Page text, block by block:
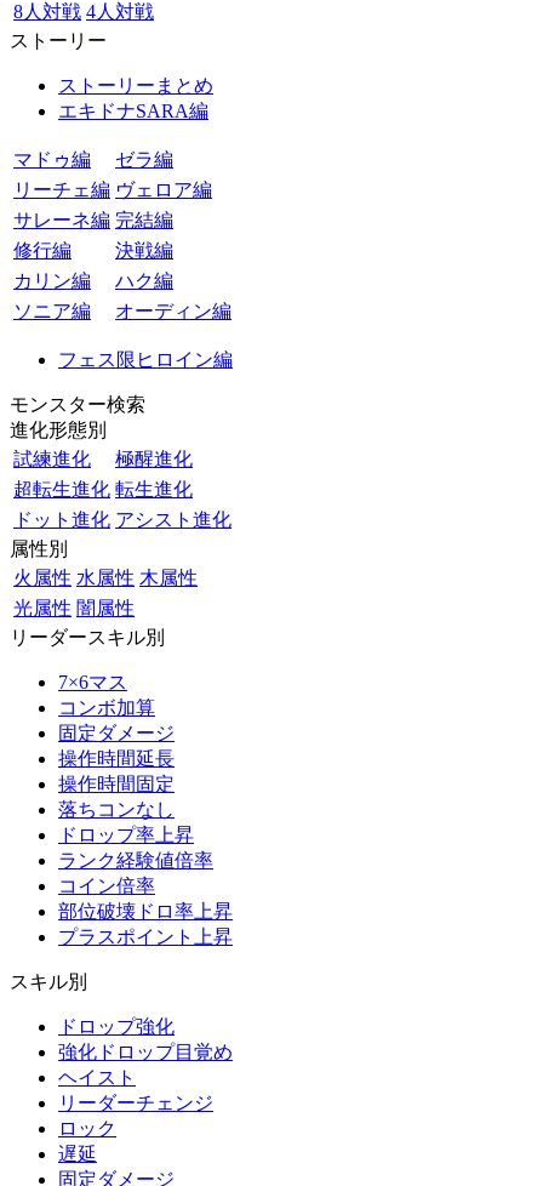
8人対戦 4人対戦
ストーリー
ストーリーまとめ
エキドナSARA編
マドゥ編
ゼラ編
リーチェ編 ヴェロア編
サレーネ編 完結編
修行編
決戦編
カリン編
ハク編
ソニア編
オーディン編
フェス限ヒロイン編
モンスター検索
進化形態別
試練進化
極醒進化
超転生進化 転生進化
ドット進化 アシスト進化
属性別
火属性 水属性 木属性
光属性 闇属性
リーダースキル別
7×6マス
コンボ加算
固定ダメージ
操作時間延長
操作時間固定
落ちコンなし
ドロップ率上昇
ランク経験値倍率
コイン倍率
部位破壊ドロ率上昇
プラスポイント上昇
スキル別
ドロップ強化
強化ドロップ目覚め
ヘイスト
リーダーチェンジ
ロック
遅延
固定ダメージ